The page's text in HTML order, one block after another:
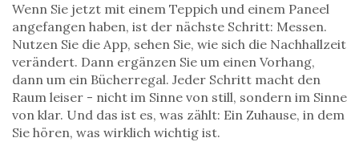
Wenn Sie jetzt mit einem Teppich und einem Paneel
angefangen haben, ist der nächste Schritt: Messen.
Nutzen Sie die App, sehen Sie, wie sich die Nachhallzeit
verändert. Dann ergänzen Sie um einen Vorhang,
dann um ein Bücherregal. Jeder Schritt macht den
Raum leiser - nicht im Sinne von still, sondern im Sinne
von klar. Und das ist es, was zählt: Ein Zuhause, in dem
Sie hören, was wirklich wichtig ist.